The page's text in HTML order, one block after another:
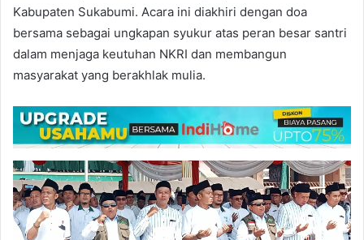
Kabupaten Sukabumi. Acara ini diakhiri dengan doa
bersama sebagai ungkapan syukur atas peran besar santri
dalam menjaga keutuhan NKRI dan membangun
masyarakat yang berakhlak mulia.